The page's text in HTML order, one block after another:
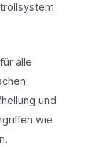
alle
und
wie